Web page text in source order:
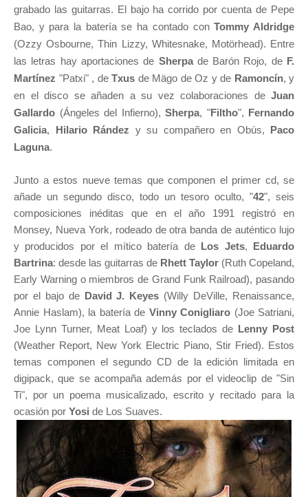
grabado las guitarras. El bajo ha corrido por cuenta de Pepe
Bao, y para la batería se ha contado conTommy Aldridge
(Ozzy Osbourne, Thin Lizzy, Whitesnake, Motörhead). Entre
las letras hay aportaciones de Sherpade Barón Rojo, de F.
Martínez "Patxi" , de Txus de Mägo de Oz y de Ramoncín, y
en el disco se añaden a su vez colaboraciones de Juan
Gallardo (Ángeles del Infierno), Sherpa, "Filtho", Fernando
Galicia, Hilario Rández y su compañero en Obús, Paco
Laguna.
Junto a estos nueve temas que componen el primer cd, se
añade un segundo disco, todo un tesoro oculto, "42", seis
composiciones inéditas que en el año 1991 registró en
Monsey, Nueva York, rodeado de otra banda de auténtico lujo
y producidos por el mítico batería de Los Jets, Eduardo
Bartrina: desde las guitarras de Rhett Taylor (Ruth Copeland,
Early Warning o miembros de Grand Funk Railroad), pasando
por el bajo de David J. Keyes (Willy DeVille, Renaissance,
Annie Haslam), la batería de Vinny Conigliaro (Joe Satriani,
Joe Lynn Turner, Meat Loaf) y los teclados de Lenny Post
(Weather Report, New York Electric Piano, Stir Fried). Estos
temas componen el segundo CD de la edición limitada en
digipack, que se acompaña además por el videoclip de "Sin
Ti", por un poema musicalizado, escrito y recitado para la
ocasión por Yosi de Los Suaves.